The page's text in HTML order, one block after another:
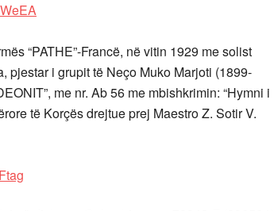
“PATHE”-Francë, në vitin 1929 me solist
pjestar i grupit të Neço Muko Marjoti (1899-
me nr. Ab 56 me mbishkrimin: “Hymni i
të Korçës drejtue prej Maestro Z. Sotir V.